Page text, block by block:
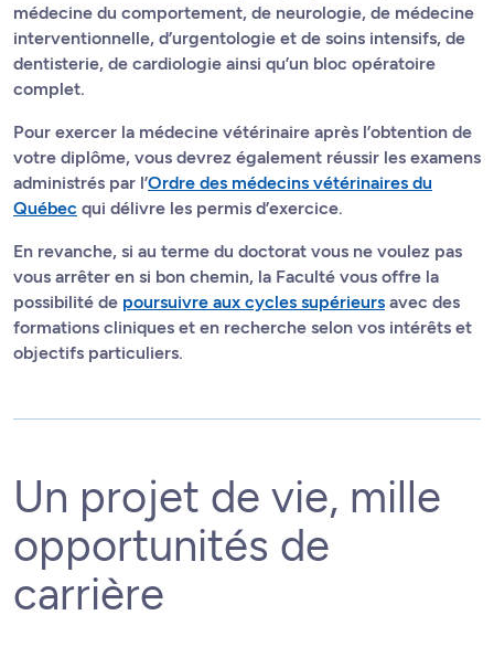
médecine du comportement, de neurologie, de médecine
interventionnelle, d’urgentologie et de soins intensifs, de
dentisterie, de cardiologie ainsi qu’un bloc opératoire
complet.
Pour exercer la médecine vétérinaire après l’obtention de
votre diplôme, vous devrez également réussir les examens
administrés par l’Ordre des médecins vétérinaires du
Québec qui délivre les permis d’exercice.
En revanche, si au terme du doctorat vous ne voulez pas
vous arrêter en si bon chemin, la Faculté vous offre la
possibilité de poursuivre aux cycles supérieurs avec des
formations cliniques et en recherche selon vos intérêts et
objectifs particuliers.
Un projet de vie, mille
opportunités de
carrière